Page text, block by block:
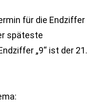
für die Endziffer
späteste
„9“ ist der 21.